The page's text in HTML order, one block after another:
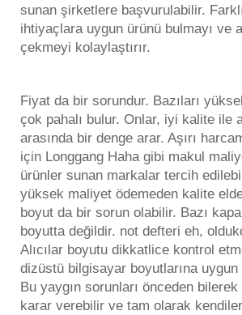
sunan şirketlere başvurulabilir.
ihtiyaçlara uygun ürünü bulmayı ve
çekmeyi kolaylaştırır.
Fiyat da bir sorundur. Bazıları
çok pahalı bulur. Onlar, iyi kalite ile
arasında bir denge arar. Aşırı
için Longgang Haha gibi makul
ürünler sunan markalar tercih
yüksek maliyet ödemeden kalite
boyut da bir sorun olabilir. Bazı
boyutta değildir. not defteri eh,
Alıcılar boyutu dikkatlice kontrol
dizüstü bilgisayar boyutlarına uygun
Bu yaygın sorunları önceden bilerek
karar verebilir ve tam olarak